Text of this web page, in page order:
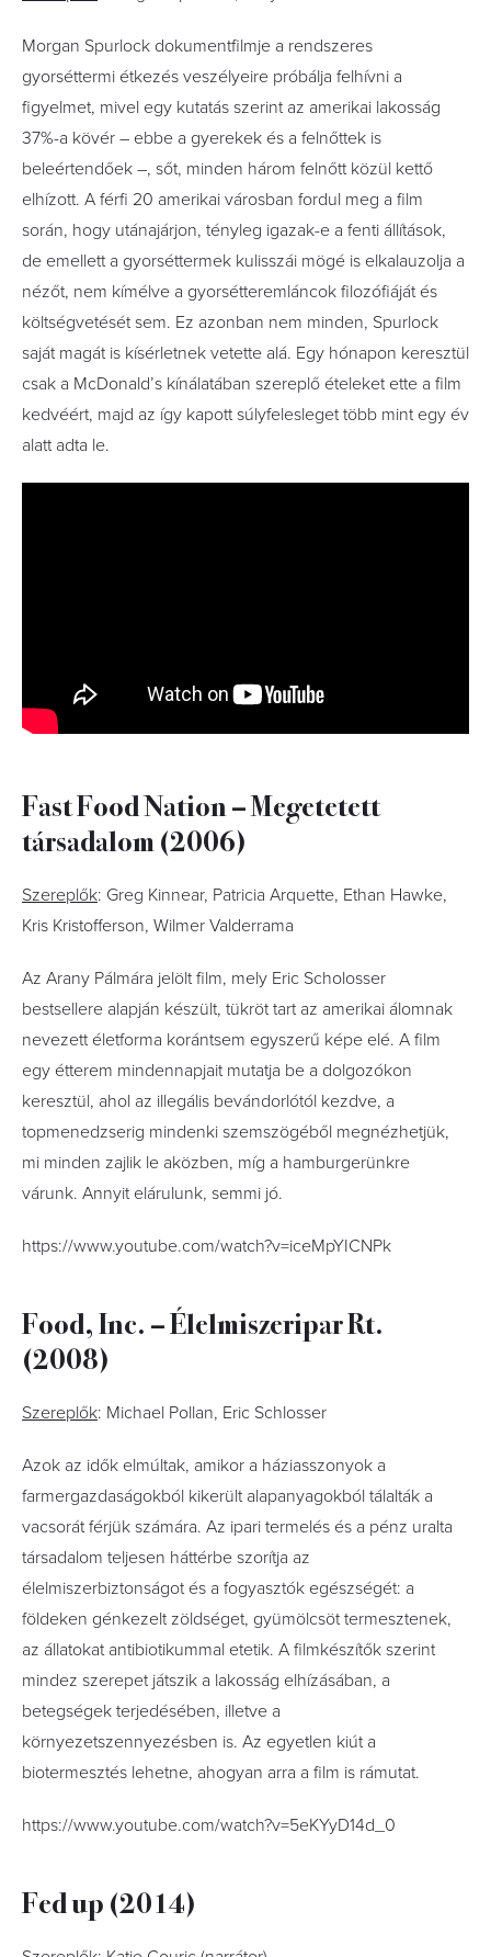
Morgan Spurlock dokumentfilmje a rendszeres
gyorséttermi étkezés veszélyeire próbálja felhívni a
figyelmet, mivel egy kutatás szerint az amerikai lakosság
37%-a kövér – ebbe a gyerekek és a felnőttek is
beleértendőek –, sőt, minden három felnőtt közül kettő
elhízott. A férfi 20 amerikai városban fordul meg a film
során, hogy utánajárjon, tényleg igazak-e a fenti állítások,
de emellett a gyorséttermek kulisszái mögé is elkalauzolja a
nézőt, nem kímélve a gyorsétteremláncok filozófiáját és
költségvetését sem. Ez azonban nem minden, Spurlock
saját magát is kísérletnek vetette alá. Egy hónapon keresztül
csak a McDonald’s kínálatában szereplő ételeket ette a film
kedvéért, majd az így kapott súlyfelesleget több mint egy év
alatt adta le.
Fast Food Nation – Megetetett
társadalom (2006)
Szereplők: Greg Kinnear, Patricia Arquette, Ethan Hawke,
Kris Kristofferson, Wilmer Valderrama
Az Arany Pálmára jelölt film, mely Eric Scholosser
bestsellere alapján készült, tükröt tart az amerikai álomnak
nevezett életforma korántsem egyszerű képe elé. A film
egy étterem mindennapjait mutatja be a dolgozókon
keresztül, ahol az illegális bevándorlótól kezdve, a
topmenedzserig mindenki szemszögéből megnézhetjük,
mi minden zajlik le aközben, míg a hamburgerünkre
várunk. Annyit elárulunk, semmi jó.
https://www.youtube.com/watch?v=iceMpYICNPk
Food, Inc. – Élelmiszeripar Rt.
(2008)
Szereplők: Michael Pollan, Eric Schlosser
Azok az idők elmúltak, amikor a háziasszonyok a
farmergazdaságokból kikerült alapanyagokból tálalták a
vacsorát férjük számára. Az ipari termelés és a pénz uralta
társadalom teljesen háttérbe szorítja az
élelmiszerbiztonságot és a fogyasztók egészségét: a
földeken génkezelt zöldséget, gyümölcsöt termesztenek,
az állatokat antibiotikummal etetik. A filmkészítők szerint
mindez szerepet játszik a lakosság elhízásában, a
betegségek terjedésében, illetve a
környezetszennyezésben is. Az egyetlen kiút a
biotermesztés lehetne, ahogyan arra a film is rámutat.
https://www.youtube.com/watch?v=5eKYyD14d_0
Fed up (2014)